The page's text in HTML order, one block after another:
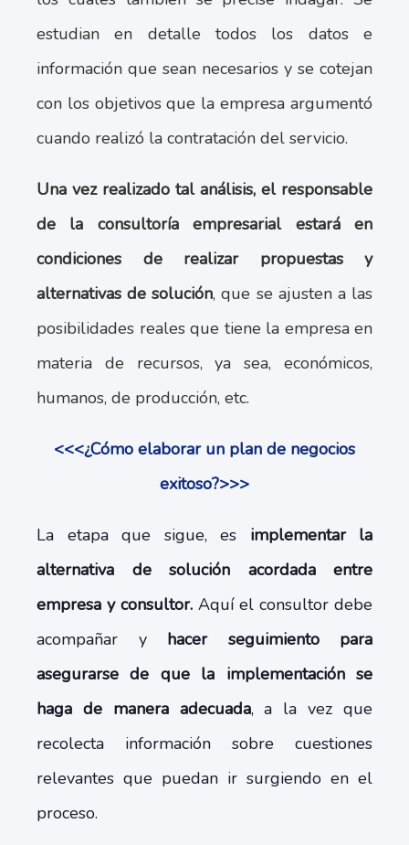
estudian en detalle todos los datos e
información que sean necesarios y se cotejan
con los objetivos que la empresa argumentó
cuando realizó la contratación del servicio.
Una vez realizado tal análisis, el responsable
de la consultoría empresarial estará en
condiciones de realizar propuestas y
alternativas de solución, que se ajusten a las
posibilidades reales que tiene la empresa en
materia de recursos, ya sea, económicos,
humanos, de producción, etc.
<<<¿Cómo elaborar un plan de negocios
exitoso?>>>
La etapa que sigue, es implementar la
alternativa de solución acordada entre
empresa y consultor. Aquí el consultor debe
acompañar y hacer seguimiento para
asegurarse de que la implementación se
haga de manera adecuada, a la vez que
recolecta información sobre cuestiones
relevantes que puedan ir surgiendo en el
proceso.